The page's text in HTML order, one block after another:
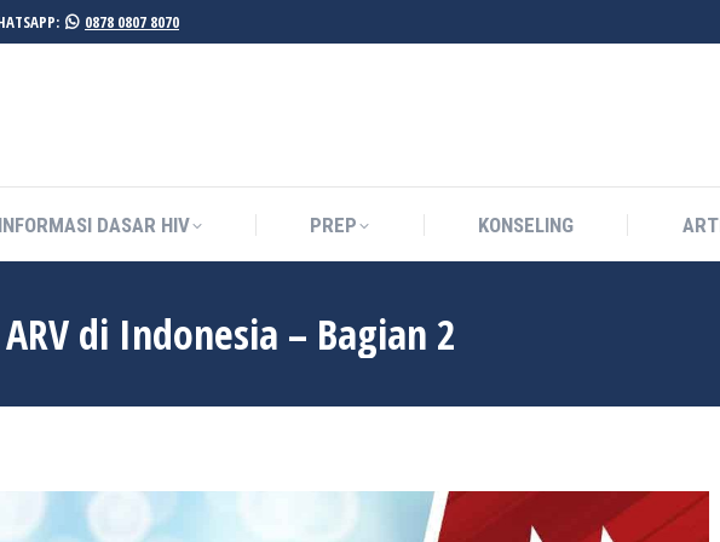
0878 0807 8070
INFORMASI DASAR HIV PREP KONSELING
di Indonesia – Bagian 2
DASAR HIV PREP KONSELING